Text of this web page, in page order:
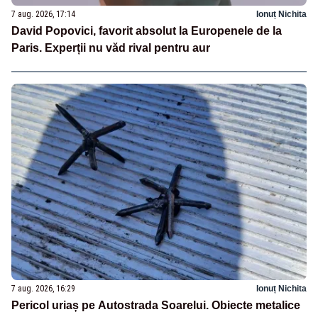
7 aug. 2026, 17:14 Ionuț Nichita
David Popovici, favorit absolut la Europenele de la
Paris. Experții nu văd rival pentru aur
7 aug. 2026, 16:29 Ionuț Nichita
Pericol uriaș pe Autostrada Soarelui. Obiecte metalice